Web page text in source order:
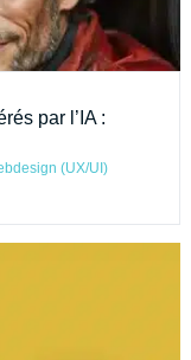
par l’IA :
(UX/UI)